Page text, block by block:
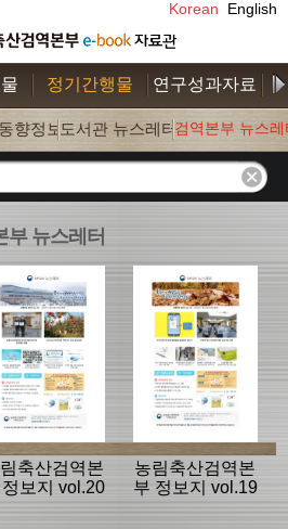
Korean English
정기간행물 연구성과자료
향정보(177)
도서관 뉴스레터(18)
검역본부 뉴스레
부 뉴스레터
축산검역본
정보지 vol.20
농림축산검역본
부 정보지 vol.19